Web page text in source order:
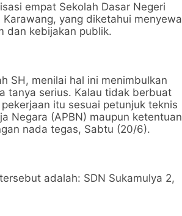
empat Sekolah Dasar Negeri
yang diketahui menyewa
dan kebijakan publik.
SH, menilai hal ini menimbulkan
tanya serius. Kalau tidak berbuat
itu sesuai petunjuk teknis
Negara (APBN) maupun ketentuan
nada tegas, Sabtu (20/6).
adalah: SDN Sukamulya 2,